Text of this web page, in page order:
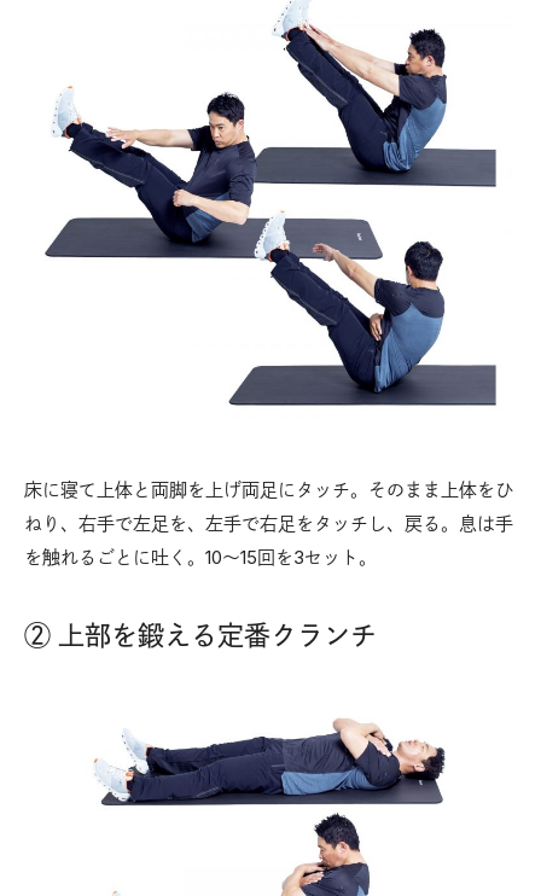
床に寝て上体と両脚を上げ両足にタッチ。そのまま上体をひ
ねり、右手で左足を、左手で右足をタッチし、戻る。息は手
を触れるごとに吐く。10〜15回を3セット。
② 上部を鍛える定番クランチ